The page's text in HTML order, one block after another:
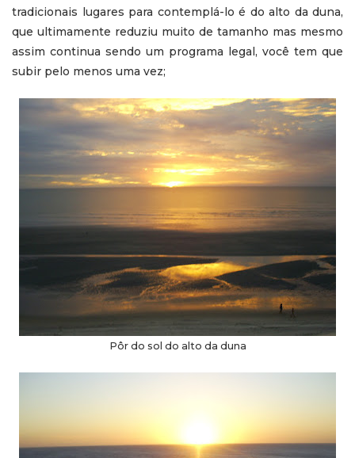
tradicionais lugares para contemplá-lo é do alto da duna,
que ultimamente reduziu muito de tamanho mas mesmo
assim continua sendo um programa legal, você tem que
subir pelo menos uma vez;
Pôr do sol do alto da duna